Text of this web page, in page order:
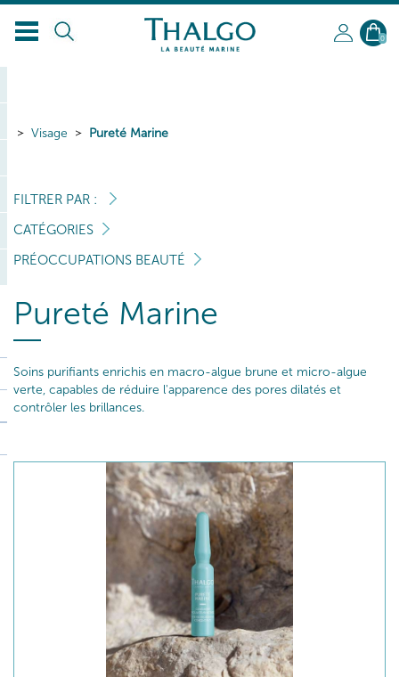
FR
0
Visage Pureté Marine
FILTRER PAR :
CATÉGORIES
PRÉOCCUPATIONS BEAUTÉ
Pureté Marine
Soins purifiants enrichis en macro-algue brune et micro-algue
verte, capables de réduire l'apparence des pores dilatés et
contrôler les brillances.